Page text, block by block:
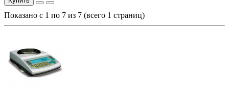
Показано с 1 по 7 из 7 (всего 1 страниц)